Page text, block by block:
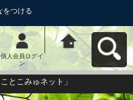
をつける
個人会員ログイ
ン
江東区コミュニ
ティ活動支援サ
イト「ことこみ
ゅネット」へ戻
る
とこみゅネット」